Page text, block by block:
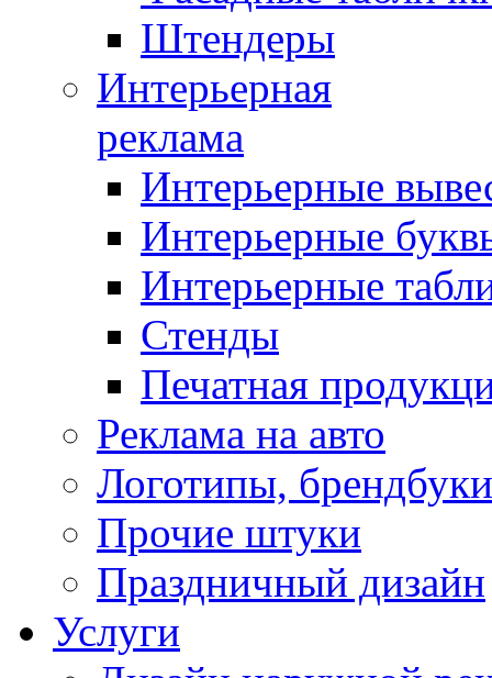
Штендеры
Интерьерная
реклама
Интерьерные
Интерьерные
Интерьерные
Стенды
Печатная
Реклама на авто
Логотипы, брендбуки
Прочие штуки
Праздничный дизайн
Услуги